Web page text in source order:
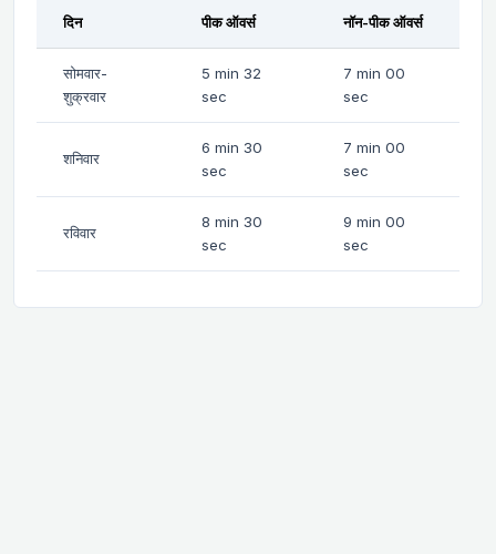
दिन पीक ऑवर्स नॉन-पीक ऑवर्स
सोमवार-
शुक्रवार
5 min 32
sec
7 min 00
sec
शनिवार
6 min 30
sec
7 min 00
sec
रविवार
8 min 30
sec
9 min 00
sec